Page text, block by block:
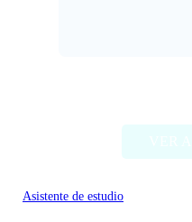
Asistente de estudio